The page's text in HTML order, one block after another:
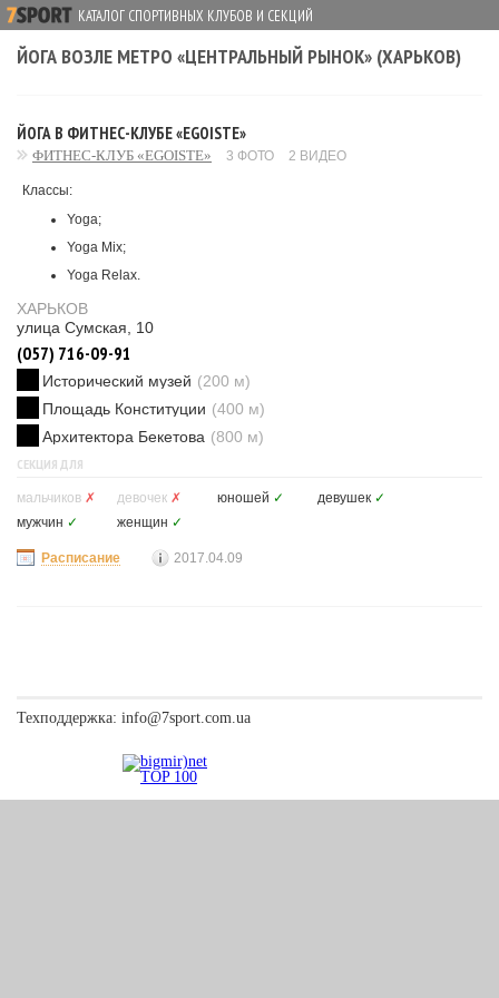
КАТАЛОГ СПОРТИВНЫХ КЛУБОВ И СЕКЦИЙ
ЙОГА ВОЗЛЕ МЕТРО «ЦЕНТРАЛЬНЫЙ РЫНОК» (ХАРЬКОВ)
ЙОГА В ФИТНЕС-КЛУБЕ «EGOISTE»
ФИТНЕС-КЛУБ «EGOISTE» 3 ФОТО 2 ВИДЕО
Классы:
Yoga;
Yoga Mix;
Yoga Relax.
ХАРЬКОВ
улица Сумская, 10
(057) 716-09-91
Исторический музей (200 м)
Площадь Конституции (400 м)
Архитектора Бекетова (800 м)
СЕКЦИЯ ДЛЯ
мальчиков ✗ девочек ✗ юношей ✓ девушек ✓
мужчин ✓ женщин ✓
Расписание 2017.04.09
Техподдержка: info@7sport.com.ua